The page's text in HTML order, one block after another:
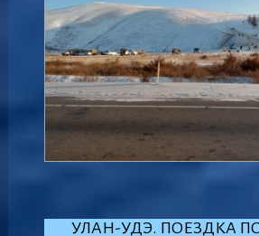
УЛАН-УДЭ. ПОЕЗДКА